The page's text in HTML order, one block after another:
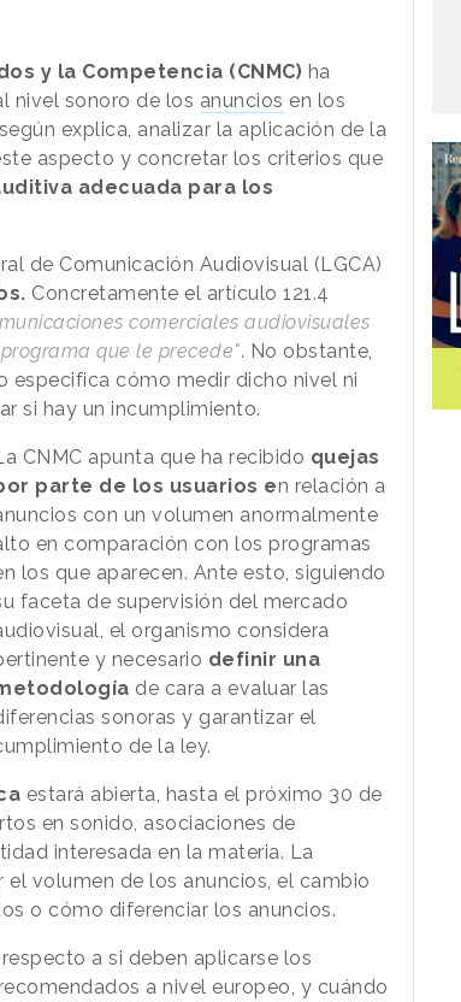
y la Competencia (CNMC) ha
nivel sonoro de los anuncios en los
explica, analizar la aplicación de la
aspecto y concretar los criterios que
adecuada para los
de Comunicación Audiovisual (LGCA)
Concretamente el artículo 121.4
comerciales audiovisuales
que le precede". No obstante,
especifica cómo medir dicho nivel ni
si hay un incumplimiento.
CNMC apunta que ha recibido quejas
parte de los usuarios en relación a
con un volumen anormalmente
en comparación con los programas
los que aparecen. Ante esto, siguiendo
faceta de supervisión del mercado
el organismo considera
y necesario definir una
de cara a evaluar las
sonoras y garantizar el
de la ley.
estará abierta, hasta el próximo 30 de
en sonido, asociaciones de
interesada en la materia. La
volumen de los anuncios, el cambio
o cómo diferenciar los anuncios.
a si deben aplicarse los
recomendados a nivel europeo, y cuándo